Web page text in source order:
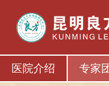
医院介绍 专家